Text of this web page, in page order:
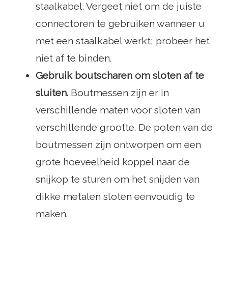
staalkabel. Vergeet niet om de juiste
connectoren te gebruiken wanneer u
met een staalkabel werkt; probeer het
niet af te binden.
Gebruik boutscharen om sloten af ​​te
sluiten. Boutmessen zijn er in
verschillende maten voor sloten van
verschillende grootte. De poten van de
boutmessen zijn ontworpen om een ​​
grote hoeveelheid koppel naar de
snijkop te sturen om het snijden van
dikke metalen sloten eenvoudig te
maken.